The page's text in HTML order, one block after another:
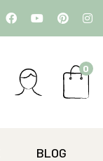
0
BLOG